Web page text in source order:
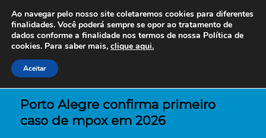
Porto Alegre confirma primeiro
caso de mpox em 2026
Ao navegar pelo nosso site coletaremos cookies para diferentes
finalidades. Você poderá sempre se opor ao tratamento de
dados conforme a finalidade nos termos de nossa Política de
cookies. Para saber mais, clique aqui.
Aceitar